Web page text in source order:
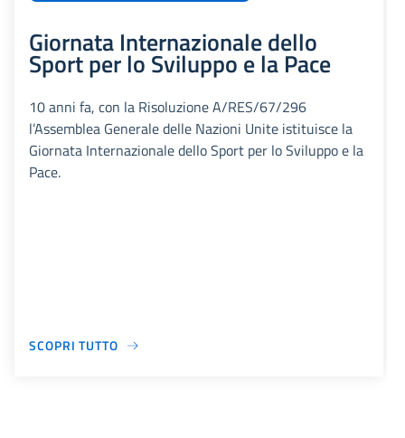
Giornata Internazionale dello
Sport per lo Sviluppo e la Pace
10 anni fa, con la Risoluzione A/RES/67/296
l’Assemblea Generale delle Nazioni Unite istituisce la
Giornata Internazionale dello Sport per lo Sviluppo e la
Pace.
SCOPRI TUTTO